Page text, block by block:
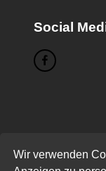
Wir verwenden
Social